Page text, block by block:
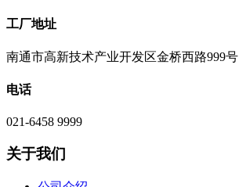
工厂地址
南通市高新技术产业开发区金桥西路999号
电话
021-6458 9999
关于我们